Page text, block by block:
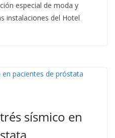
especial de moda y
instalaciones del Hotel
sísmico en